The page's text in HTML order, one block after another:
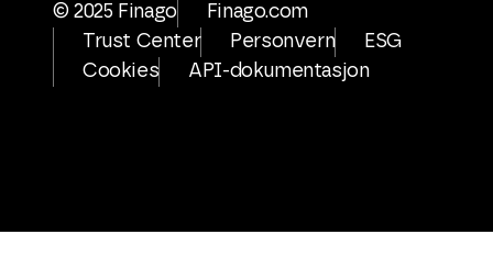
© 2025 Finago
Finago.com
Trust Center
Personvern
ESG
Cookies
API-dokumentasjon